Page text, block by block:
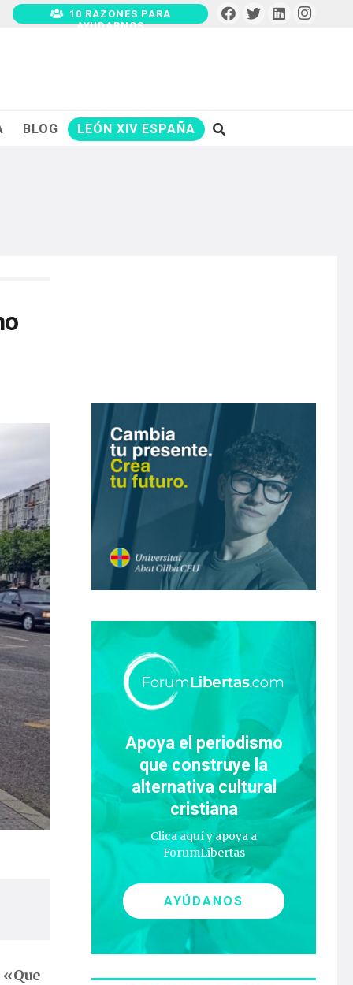
10 RAZONES PARA
AYUDARNOS
BLOG LEÓN XIV ESPAÑA
«Que
Apoya el periodismo
que construye la
alternativa cultural
cristiana
Clica aquí y apoya a
ForumLibertas
AYÚDANOS